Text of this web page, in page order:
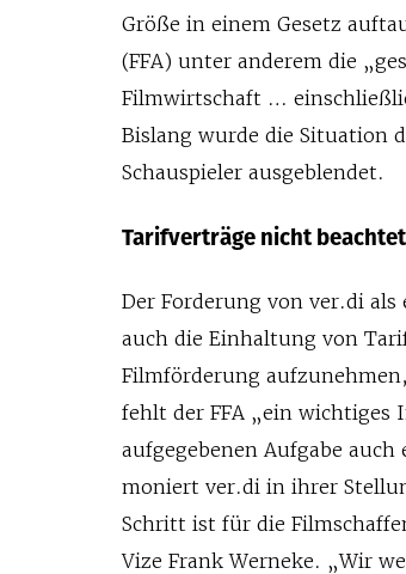
Größe in einem Gesetz
(FFA) unter anderem die
Filmwirtschaft …
Bislang wurde die Situation
Schauspieler ausgeblendet.
Tarifverträge nicht beachtet
Der Forderung von ver.di
auch die Einhaltung von
Filmförderung
fehlt der FFA „ein wichtiges
aufgegebenen Aufgabe
moniert ver.di in ihrer
Schritt ist für die
Vize Frank Werneke. „Wir